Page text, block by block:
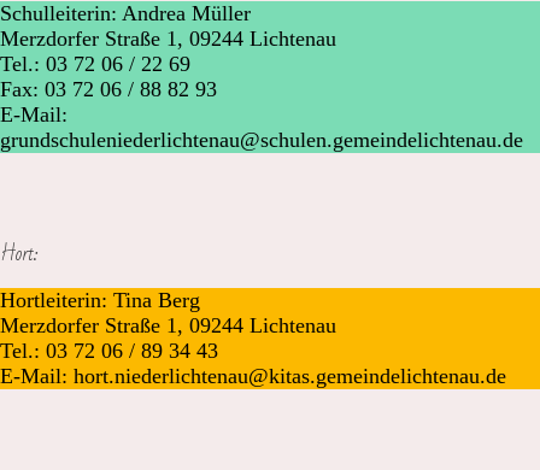
Schulleiterin: Andrea Müller
Merzdorfer Straße 1, 09244 Lichtenau
Tel.: 03 72 06 / 22 69
Fax: 03 72 06 / 88 82 93
E-Mail:
grundschuleniederlichtenau@schulen.gemeindelichtenau.de
Hort:
Hortleiterin: Tina Berg
Merzdorfer Straße 1, 09244 Lichtenau
Tel.: 03 72 06 / 89 34 43
E-Mail: hort.niederlichtenau@kitas.gemeindelichtenau.de